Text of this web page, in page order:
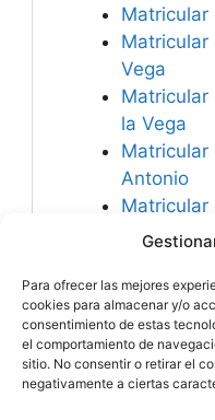
Para ofrecer las mejores
cookies para almacenar y/o
consentimiento de estas
el comportamiento de
sitio. No consentir o retirar el
negativamente a ciertas
Matricular
Matricular
Vega
Matricular
la Vega
Matricular
Antonio
Matricular
Matricular